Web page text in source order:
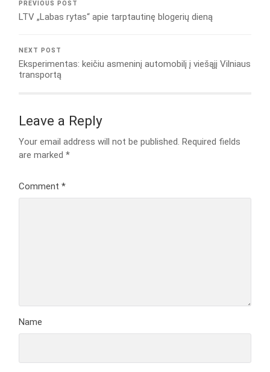
PREVIOUS POST
LTV „Labas rytas“ apie tarptautinę blogerių dieną
NEXT POST
Eksperimentas: keičiu asmeninį automobilį į viešąjį Vilniaus
transportą
Leave a Reply
Your email address will not be published. Required fields
are marked*
Comment*
Name